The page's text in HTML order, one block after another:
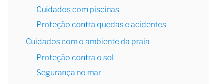
Cuidados com piscinas
Proteção contra quedas e acidentes
Cuidados com o ambiente da praia
Proteção contra o sol
Segurança no mar